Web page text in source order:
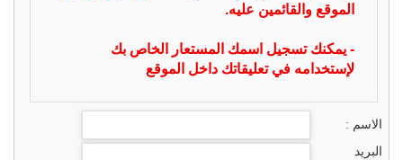
الموقع والقائمين عليه.
- يمكنك تسجيل اسمك المستعار الخاص بك
لإستخدامه في تعليقاتك داخل الموقع
الاسم :
البريد